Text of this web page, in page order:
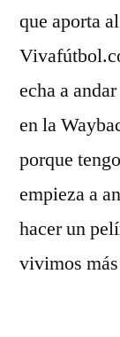
que aporta
echa a
en la
porque
empieza a
hacer un
vivimos